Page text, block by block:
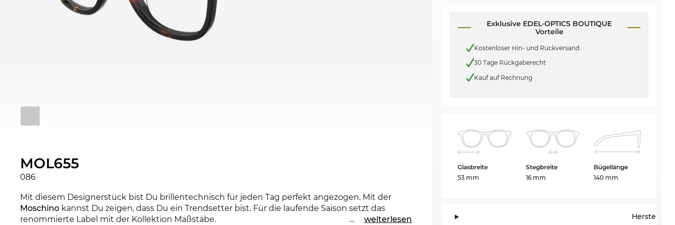
MOL655
086
Mit diesem Designerstück bist Du brillentechnisch für jeden Tag perfekt angezogen. Mit der
Moschino kannst Du zeigen, dass Du ein Trendsetter bist. Für die laufende Saison setzt das
renommierte Label mit der Kollektion Maßstäbe.
... weiterlesen
Exklusive EDEL-OPTICS BOUTIQUE
Vorteile
Kostenloser Hin- und Rückversand
30 Tage Rückgaberecht
Kauf auf Rechnung
Glasbreite
53 mm
Stegbreite
16 mm
Bügellänge
140 mm